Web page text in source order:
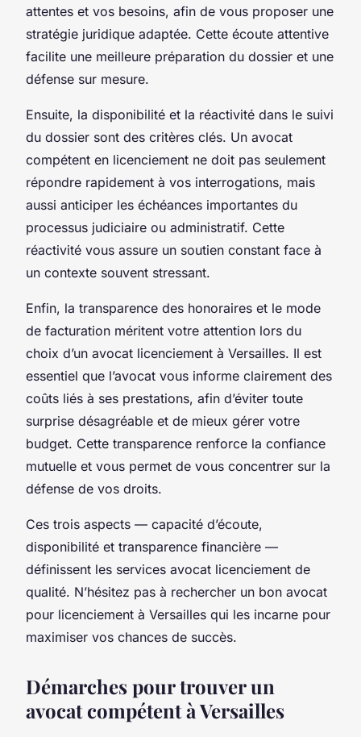
attentes et vos besoins, afin de vous proposer une
stratégie juridique adaptée. Cette écoute attentive
facilite une meilleure préparation du dossier et une
défense sur mesure.
Ensuite, la disponibilité et la réactivité dans le suivi
du dossier sont des critères clés. Un avocat
compétent en licenciement ne doit pas seulement
répondre rapidement à vos interrogations, mais
aussi anticiper les échéances importantes du
processus judiciaire ou administratif. Cette
réactivité vous assure un soutien constant face à
un contexte souvent stressant.
Enfin, la transparence des honoraires et le mode
de facturation méritent votre attention lors du
choix d’un avocat licenciement à Versailles. Il est
essentiel que l’avocat vous informe clairement des
coûts liés à ses prestations, afin d’éviter toute
surprise désagréable et de mieux gérer votre
budget. Cette transparence renforce la confiance
mutuelle et vous permet de vous concentrer sur la
défense de vos droits.
Ces trois aspects — capacité d’écoute,
disponibilité et transparence financière —
définissent les services avocat licenciement de
qualité. N’hésitez pas à rechercher un bon avocat
pour licenciement à Versailles qui les incarne pour
maximiser vos chances de succès.
Démarches pour trouver un
avocat compétent à Versailles